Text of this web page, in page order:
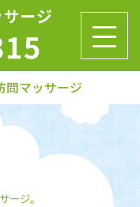
問マッサージ
ージ。